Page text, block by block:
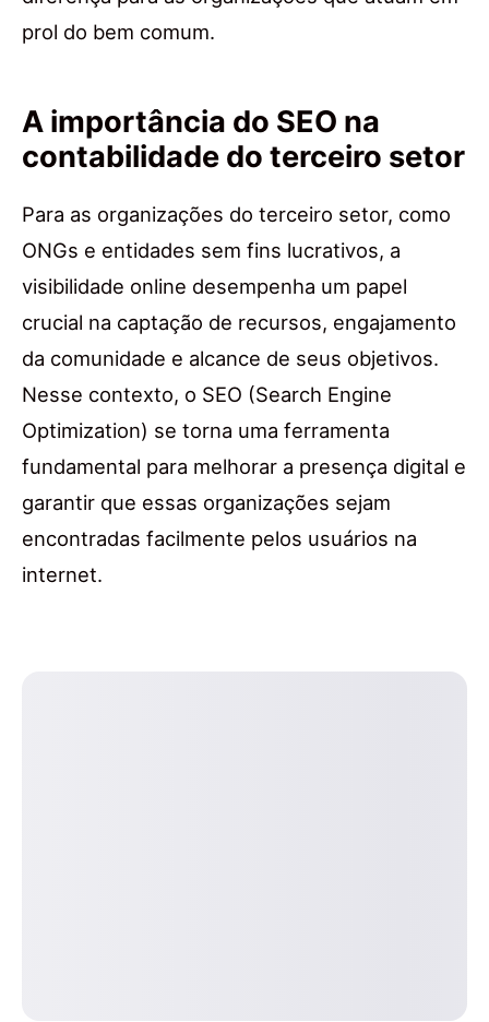
prol do bem comum.
A importância do SEO na
contabilidade do terceiro setor
Para as organizações do terceiro setor, como
ONGs e entidades sem fins lucrativos, a
visibilidade online desempenha um papel
crucial na captação de recursos, engajamento
da comunidade e alcance de seus objetivos.
Nesse contexto, o SEO (Search Engine
Optimization) se torna uma ferramenta
fundamental para melhorar a presença digital e
garantir que essas organizações sejam
encontradas facilmente pelos usuários na
internet.